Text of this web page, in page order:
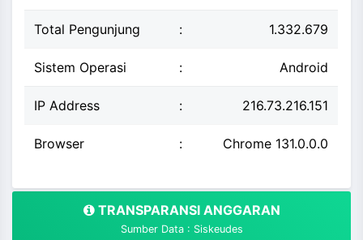
Total Pengunjung : 1.332.679
Sistem Operasi : Android
IP Address : 216.73.216.151
Browser : Chrome 131.0.0.0
TRANSPARANSI ANGGARAN
Sumber Data : Siskeudes